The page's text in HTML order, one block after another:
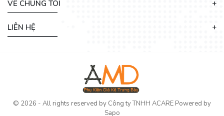
VỀ CHÚNG TÔI
LIÊN HỆ
© 2026 - All rights reserved by Công ty TNHH ACARE Powered by
Sapo